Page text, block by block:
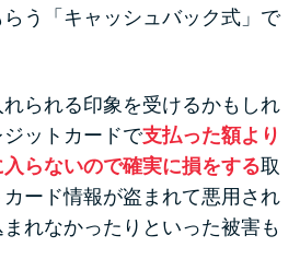
う「キャッシュバック式」で
られる印象を受けるかもしれ
ットカードで支払った額より
らないので確実に損をする取
ード情報が盗まれて悪用され
れなかったりといった被害も